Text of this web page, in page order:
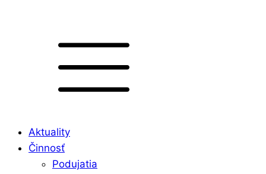
Aktuality
Činnosť
Podujatia